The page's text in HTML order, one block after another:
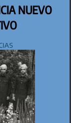
NUEVO